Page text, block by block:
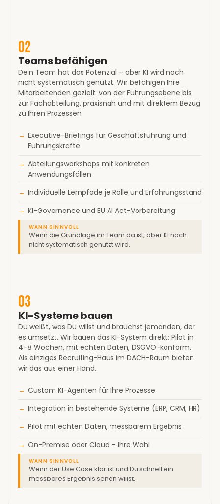
02
Teams befähigen
Dein Team hat das Potenzial – aber KI wird noch
nicht systematisch genutzt. Wir befähigen Ihre
Mitarbeitenden gezielt: von der Führungsebene bis
zur Fachabteilung, praxisnah und mit direktem Bezug
zu Ihren Prozessen.
Executive-Briefings für Geschäftsführung und
Führungskräfte
Abteilungsworkshops mit konkreten
Anwendungsfällen
Individuelle Lernpfade je Rolle und Erfahrungsstand
KI-Governance und EU AI Act-Vorbereitung
WANN SINNVOLL
Wenn die Grundlage im Team da ist, aber KI noch
nicht systematisch genutzt wird.
03
KI-Systeme bauen
Du weißt, was Du willst und brauchst jemanden, der
es umsetzt. Wir bauen das KI-System direkt: Pilot in
4–8 Wochen, mit echten Daten, DSGVO-konform.
Als einziges Recruiting-Haus im DACH-Raum bieten
wir das aus einer Hand.
Custom KI-Agenten für Ihre Prozesse
Integration in bestehende Systeme (ERP, CRM, HR)
Pilot mit echten Daten, messbarem Ergebnis
On-Premise oder Cloud – Ihre Wahl
WANN SINNVOLL
Wenn der Use Case klar ist und Du schnell ein
messbares Ergebnis sehen willst.